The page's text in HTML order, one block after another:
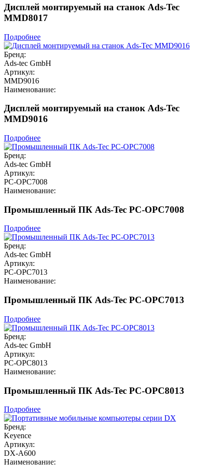
Дисплей монтируемый на станок Ads-Tec
MMD8017
Подробнее
Бренд:
Ads-tec GmbH
Артикул:
MMD9016
Наименование:
Дисплей монтируемый на станок Ads-Tec
MMD9016
Подробнее
Бренд:
Ads-tec GmbH
Артикул:
PC-OPC7008
Наименование:
Промышленный ПК Ads-Tec PC-OPC7008
Подробнее
Бренд:
Ads-tec GmbH
Артикул:
PC-OPC7013
Наименование:
Промышленный ПК Ads-Tec PC-OPC7013
Подробнее
Бренд:
Ads-tec GmbH
Артикул:
PC-OPC8013
Наименование:
Промышленный ПК Ads-Tec PC-OPC8013
Подробнее
Бренд:
Keyence
Артикул:
DX-A600
Наименование: